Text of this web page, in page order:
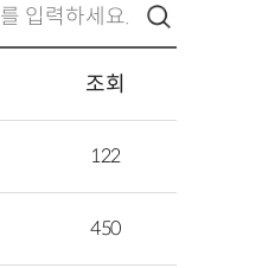
조회
122
450